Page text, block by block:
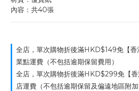
內容：共40張
全店，單次購物折後滿HKD$149免【香
業點運費（不包括逾期保留費用）
全店，單次購物折後滿HKD$299免【
店運費（不包括逾期保留及偏遠地區附加